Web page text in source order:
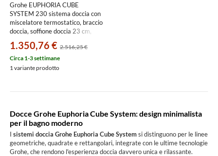
Grohe EUPHORIA CUBE
SYSTEM 230 sistema doccia con
miscelatore termostatico, braccio
doccia, soffione doccia 23 cm,
cm, finitura cromo 26087000
1.350,76 € 2.516,25 €
Circa 1-3 settimane
1 variante prodotto
Docce Grohe Euphoria Cube System: design minimalista
per il bagno moderno
I sistemi doccia Grohe Euphoria Cube Systemsi distinguono per le linee
geometriche, quadrate e rettangolari, integrate con le ultime tecnologie
Grohe, che rendono l'esperienza doccia davvero unica e rilassante.